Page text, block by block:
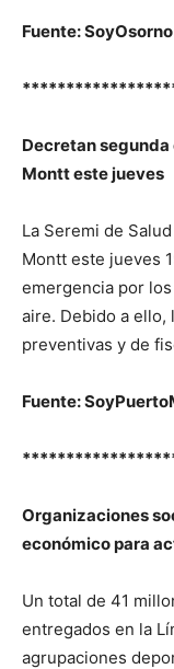
Fuente: SoyOsorno
Decretan
Montt este jueves
La Seremi de
Montt este jueves
emergencia por
aire. Debido a ello,
preventivas y de
Fuente:
Organizaciones
económico para
Un total de 41
entregados en la
agrupaciones